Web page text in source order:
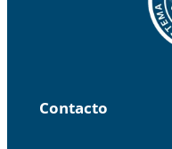
Contacto